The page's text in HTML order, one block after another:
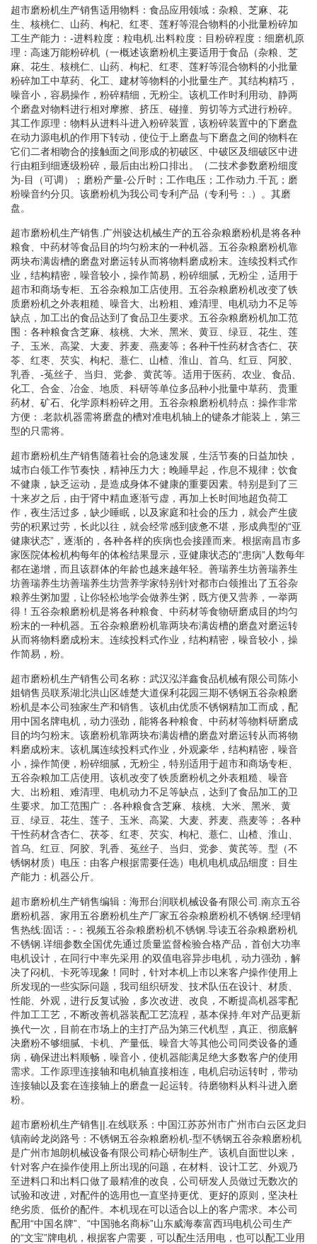
超市磨粉机生产销售适用物料：食品应用领域：杂粮、芝麻、花
生、核桃仁、山药、枸杞、红枣、莲籽等混合物料的小批量粉碎加
工生产能力：-进料粒度：粒电机.出料粒度：目粉碎程度：细磨机原
理：高速万能粉碎机（一概述该磨粉机主要适用于食品（杂粮、芝
麻、花生、核桃仁、山药、枸杞、红枣、莲籽等混合物料的小批量
粉碎加工中草药、化工、建材等物料的小批量生产。其结构精巧，
噪音小，容易操作，粉碎精细，无粉尘。该机工作时利用动、静两
个磨盘对物料进行相对摩擦、挤压、碰撞、剪切等方式进行粉碎。
其工作原理：物料从进料斗进入粉碎装置，该粉碎装置中的下磨盘
在动力源电机的作用下转动，使位于上磨盘与下磨盘之间的物料在
它们二者相吻合的接触面之间形成的初破区、中破区及细破区中进
行由粗到细逐级粉碎，最后由出粉口排出。（二技术参数磨粉细度
为-目（可调）；磨粉产量-公斤时；工作电压；工作动力.千瓦；磨
粉噪音约分贝。该磨粉机为我公司专利产品（专利号：.）。其磨
盘。
超市磨粉机生产销售.广州骏达机械生产的五谷杂粮磨粉机是将各种
粮食、中药材等食品目的均匀粉末的一种机器。五谷杂粮磨粉机靠
两块布满齿槽的磨盘对磨运转从而将物料磨成粉末。连续投料式作
业，结构精密，噪音较小，操作简易，粉碎细腻，无粉尘，适用于
超市和商场专柜、五谷杂粮加工店使用。五谷杂粮磨粉机改变了铁
质磨粉机之外表粗糙、噪音大、出粉粗、难清理、电机动力不足等
缺点，加工出的食品达到了食品卫生要求。五谷杂粮磨粉机加工范
围：各种粮食含芝麻、核桃、大米、黑米、黄豆、绿豆、花生、莲
子、玉米、高粱、大麦、荞麦、燕麦等；各种干性药材含杏仁、茯
苓、红枣、芡实、枸杞、薏仁、山楂、淮山、首乌、红豆、阿胶、
乳香、-菟丝子、当归、党参、黄芪等。适用于医药、农业、食品、
化工、合金、冶金、地质、科研等单位多品种小批量中草药、贵重
药材、矿石、化学原料粉碎之用。五谷杂粮磨粉机特点：操作非常
方便：.老款机器需将磨盘的槽对准电机轴上的键条才能装上，第三
型的只需将。
超市磨粉机生产销售随着社会的急速发展，生活节奏的日益加快，
城市白领工作节奏快，精神压力大；晚睡早起，作息不规律；饮食
不健康，缺乏运动，是造成身体不健康的重要因素。特别是到了三
十来岁之后，由于肾中精血逐渐亏虚，再加上长时间地超负荷工
作，夜生活过多，缺少睡眠，以及家庭和社会的压力，就会产生疲
劳的积累过劳，长此以往，就会经常感到疲惫不堪，形成典型的“亚
健康状态”，逐渐的，各种各样的疾病也会接踵而来。根据南昌市多
家医院体检机构每年的体检结果显示，亚健康状态的“患病”人数每年
都在递增，而且该群体的年龄也越来越年轻。善瑞养生坊善瑞养生
坊善瑞养生坊善瑞养生坊营养学家特别针对都市白领推出了五谷杂
粮养生粥加盟，让你轻松地学会做养生粥，既方便又营养，一举两
得！五谷杂粮磨粉机是将各种粮食、中药材等食物研磨成目的均匀
粉末的一种机器。五谷杂粮磨粉机靠两块布满齿槽的磨盘对磨运转
从而将物料磨成粉末。连续投料式作业，结构精密，噪音较小，操
作简易，粉。
超市磨粉机生产销售公司名称：武汉泓洋鑫食品机械有限公司陈小
姐销售员联系湖北洪山区雄楚大道保利花园三期不锈钢五谷杂粮磨
粉机是本公司独家生产和销售。该机由优质不锈钢精加工而成，配
用中国名牌电机，动力强劲，能将各种粮食、中药材等物料研磨成
目的均匀粉末。该磨粉机靠两块布满齿槽的磨盘对磨运转从而将物
料磨成粉末。该机属连续投料式作业，外观豪华，结构精密，噪音
小，操作简便，粉碎细腻，无粉尘，特别适用于超市和商场专柜、
五谷杂粮加工店使用。该机改变了铁质磨粉机之外表粗糙、噪音
大、出粉粗、难清理、电机动力不足等缺点，达到了食品加工的卫
生要求。加工范围广：.各种粮食含芝麻、核桃、大米、黑米、黄
豆、绿豆、花生、莲子、玉米、高粱、大麦、荞麦、燕麦等；.各种
干性药材含杏仁、茯苓、红枣、芡实、枸杞、薏仁、山楂、淮山、
首乌、红豆、阿胶、乳香、菟丝子、当归、党参、黄芪等。型（不
锈钢材质）电压：由客户根据需要任选）电机电机成品细度：目生
产能力：机器公斤。
超市磨粉机生产销售编辑：海邢台润联机械设备有限公司.南京五谷
磨粉机器、家用五谷磨粉机生产厂家五谷杂粮磨粉机不锈钢.经理销
售热线:固话：-：视频五谷杂粮磨粉机不锈钢.导读五谷杂粮磨粉机
不锈钢.详细参数全国优先通过质量监督检验合格产品，首创大功率
电机设计，在同行中率先采用.的双值电容异步电机，动力强劲，解
决了闷机、卡死等现象！同时，针对本机上市以来客户操作使用上
所发现的一些实际问题，我司组织研发、技术队伍在设计、材质、
性能、外观，进行反复试验，多次改进、改良，不断提高机器零配
件加工工艺，不断改善机器装配工艺流程，基本保持.年对产品更新
换代一次，目前在市场上的主打产品为第三代机型，真正、彻底解
决磨粉不够细腻、卡机、产量低、噪音大等其他公司同类设备的通
病，确保进出料顺畅，噪音小，使机器能满足绝大多数客户的使用
需求。工作原理连接轴和电机轴直接相连，电机启动运转时，带动
连接轴以及套在连接轴上的磨盘一起运转。待磨物料从料斗进入磨
粉。
超市磨粉机生产销售||.在线联系：中国江苏苏州市广州市白云区龙归
镇南岭龙岗路号：不锈钢五谷杂粮磨粉机-型不锈钢五谷杂粮磨粉机
是广州市旭朗机械设备有限公司精心研制生产。该机自面世以来，
针对客户在操作使用上所出现的问题，在材料、设计工艺、外观乃
至进料口和出料口做了最精准的改良，公司研发人员做过无数次的
试验和改进，对配件的选用也一直坚持更优、更好的原则，坚决杜
绝劣质、低价的配件。本机现在可以适合以上的客户需求。本公司
配用“中国名牌”、“中国驰名商标”山东威海泰富西玛电机公司生产
的“文宝”牌电机，根据客户需要，可以配生活用电，也可以配工业用